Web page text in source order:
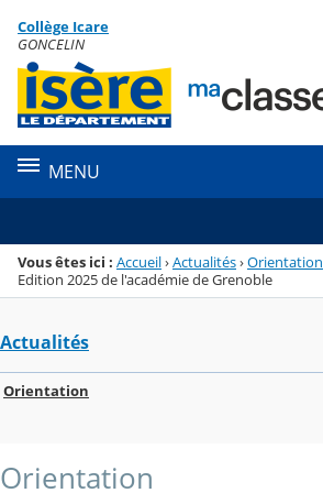
Menu de la rubrique
Contenu
Collège Icare
GONCELIN
MENU
Vous êtes ici : Accueil›Actualités›Orientation
Edition 2025 de l'académie de Grenoble
Actualités
Orientation
Orientation